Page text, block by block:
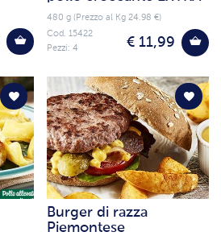
480 g (Prezzo al Kg 24.98 €)
€ 11,99
Cod. 15422
Pezzi: 4
Burger di razza
Piemontese